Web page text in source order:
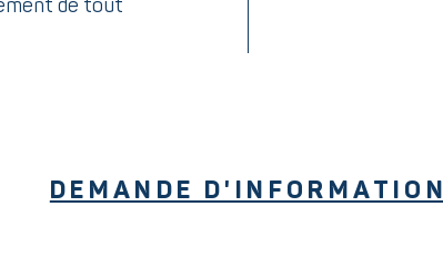
de tout
DEMANDE D'INFORMATION